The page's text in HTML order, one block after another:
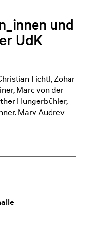
und
UdK
Fichtl, Zohar
Marc von der
Hungerbühler,
Mary Audrey
Arbeiten aus
Zeichnung.
und Religiosität
Kosmos
wie Städtebau,
wird neben